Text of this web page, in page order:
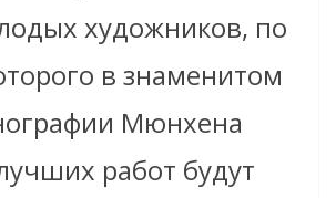
художников, по
в знаменитом
Мюнхена
работ будут